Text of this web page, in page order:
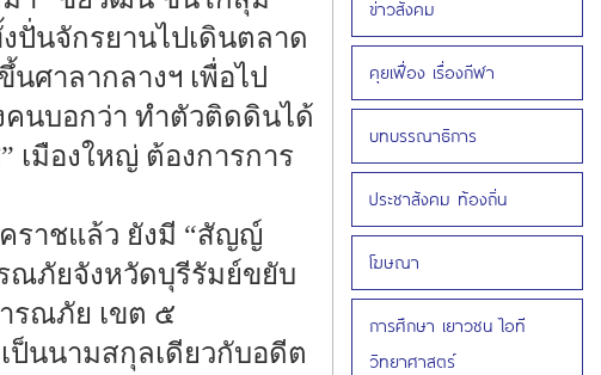
ปั่นจักรยานไปเดินตลาด
ศาลากลางฯ เพื่อไป
คนบอกว่า ทำตัวติดดินได้
เมืองใหญ่ ต้องการการ
ราชแล้ว ยังมี “สัญญ์
ณภัยจังหวัดบุรีรัมย์ขยับ
รณภัย เขต ๕
ป็นนามสกุลเดียวกับอดีต
ข่าวสังคม
คุยเฟื่อง เรื่องกีฬา
บทบรรณาธิการ
ประชาสังคม ท้องถิ่น
โฆษณา
การศึกษา เยาวชน ไอที
วิทยาศาสตร์